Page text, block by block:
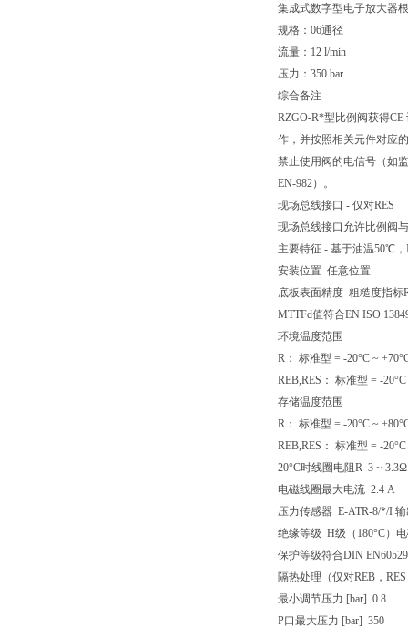
集成式数字型电子放大器
规格：06通径
流量：12 l/min
压力：350 bar
综合备注
RZGO-R*型比例阀获得
作，并按照相关元件对应
禁止使用阀的电信号（如
EN-982）。
现场总线接口 - 仅对RES
现场总线接口允许比例阀
主要特征 - 基于油温50℃
安装位置 任意位置
底板表面精度 粗糙度指标
MTTFd值符合EN ISO
环境温度范围
R： 标准型 = -20°C ~
REB,RES： 标准型 = -
存储温度范围
R： 标准型 = -20°C ~
REB,RES： 标准型 = -
20°C时线圈电阻R 3 ~ 3.3Ω
电磁线圈最大电流 2.4 A
压力传感器 E-ATR-8/*/I
绝缘等级 H级（180°C）
保护等级符合DIN
隔热处理（仅对REB，
最小调节压力 [bar] 0.8
P口最大压力 [bar] 350